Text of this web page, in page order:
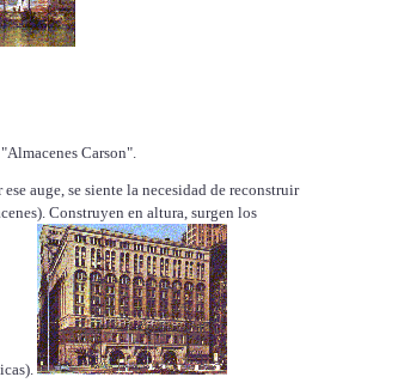
Carson".
auge, se siente la necesidad de reconstruir
Construyen en altura, surgen los